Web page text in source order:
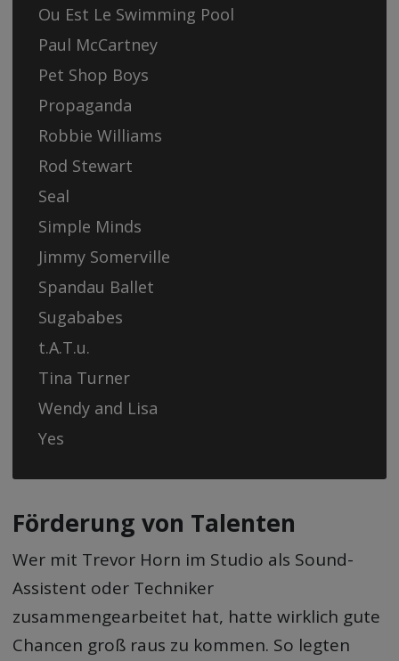
Ou Est Le Swimming Pool
Paul McCartney
Pet Shop Boys
Propaganda
Robbie Williams
Rod Stewart
Seal
Simple Minds
Jimmy Somerville
Spandau Ballet
Sugababes
t.A.T.u.
Tina Turner
Wendy and Lisa
Yes
Förderung von Talenten
Wer mit Trevor Horn im Studio als Sound-
Assistent oder Techniker
zusammengearbeitet hat, hatte wirklich gute
Chancen groß raus zu kommen. So legten